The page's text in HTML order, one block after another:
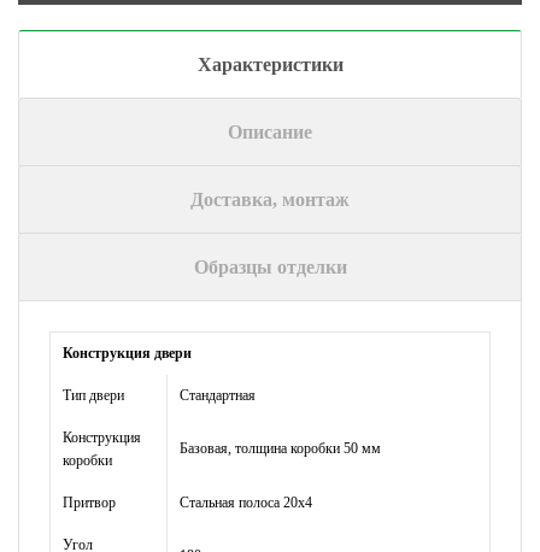
Характеристики
Описание
Доставка, монтаж
Образцы отделки
Конструкция двери
Тип двери Стандартная
Конструкция
коробки
Базовая, толщина коробки 50 мм
Притвор Стальная полоса 20х4
Угол